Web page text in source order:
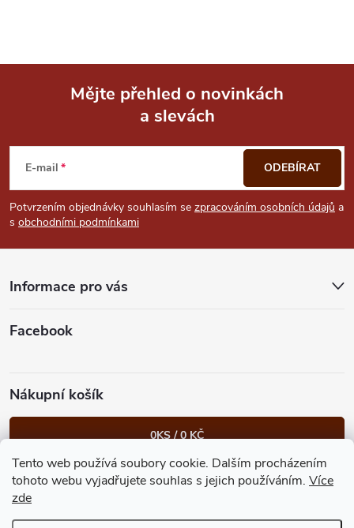
Tento web používá soubory cookie. Dalším procházením
tohoto webu vyjadřujete souhlas s jejich používáním. Více
zde
p
a
Mějte přehled o novinkách
a slevách
E-mail
Potvrzením objednávky souhlasím se zpracováním osobních údajů a
s obchodními podmínkami
ODEBÍRAT
Informace pro vás
Facebook
Nákupní košík
0KS /0 KČ
Heureka.cz Facebook Instagram Bonvolo - přidej se taky